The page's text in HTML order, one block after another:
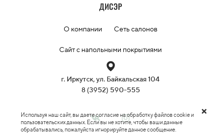
ДИСЭР
О компании Сеть салонов
Сайт с напольными покрытиями
г. Иркутск, ул. Байкальская 104
8 (3952) 590-555
Используя наш сайт, вы даете согласие на обработку файлов cookie и
пользовательских данных. Если вы не хотите, чтобы ваши данные
обрабатывались, пожалуйста игнорируйте данное сообщение.